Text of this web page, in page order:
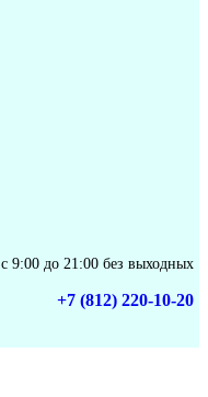
с 9:00 до 21:00 без выходных
+7 (812) 220-10-20